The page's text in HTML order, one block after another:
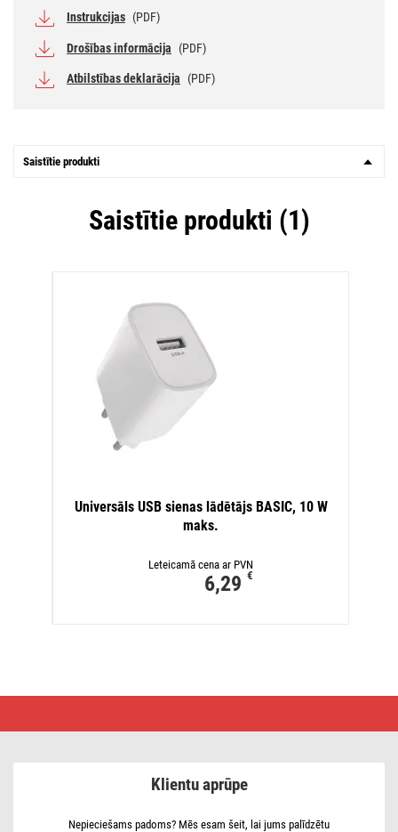
Instrukcijas (PDF)
Drošības informācija (PDF)
Atbilstības deklarācija (PDF)
Saistītie produkti
Saistītie produkti (1)
Universāls USB sienas lādētājs BASIC, 10 W
maks.
Leteicamā cena ar PVN
6,29 €
Klientu aprūpe
Nepieciešams padoms? Mēs esam šeit, lai jums palīdzētu